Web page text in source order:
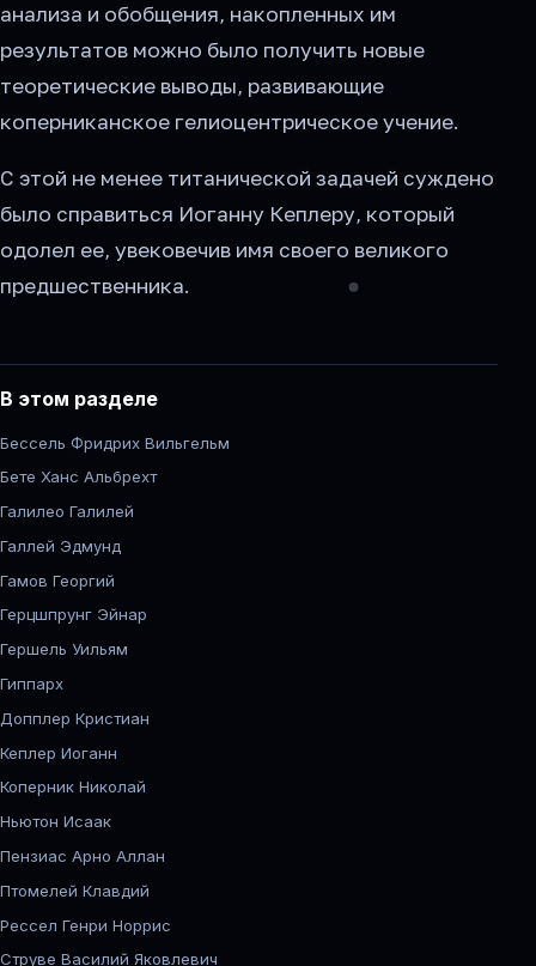
анализа и обобщения, накопленных им
результатов можно было получить новые
теоретические выводы, развивающие
коперниканское гелиоцентрическое учение.
С этой не менее титанической задачей суждено
было справиться Иоганну Кеплеру, который
одолел ее, увековечив имя своего великого
предшественника.
В этом разделе
Бессель Фридрих Вильгельм
Бете Ханс Альбрехт
Галилео Галилей
Галлей Эдмунд
Гамов Георгий
Герцшпрунг Эйнар
Гершель Уильям
Гиппарх
Допплер Кристиан
Кеплер Иоганн
Коперник Николай
Ньютон Исаак
Пензиас Арно Аллан
Птомелей Клавдий
Рессел Генри Норрис
Струве Василий Яковлевич